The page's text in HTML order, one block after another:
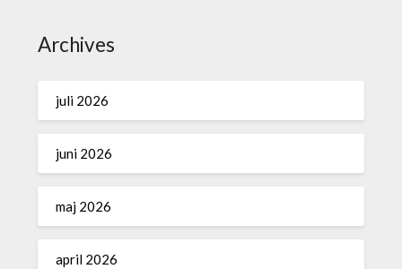
Archives
juli 2026
juni 2026
maj 2026
april 2026